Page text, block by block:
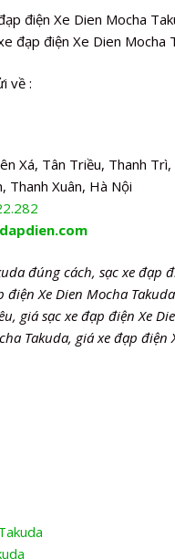
điện Xe Dien Mocha
đạp điện Xe Dien Mocha
về :
Xá, Tân Triều, Thanh Trì,
Thanh Xuân, Hà Nội
đúng cách, sạc xe đạp
Xe Dien Mocha
giá sạc xe đạp điện Xe
Takuda, giá xe đạp